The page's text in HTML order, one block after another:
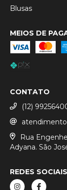
Blusas
MEIOS DE
CONTATO
(12)
Rua
Adyana. São
REDES SOCIAIS